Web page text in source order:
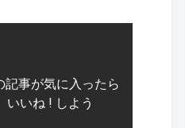
記事が気に入ったら
いいね ! しよう